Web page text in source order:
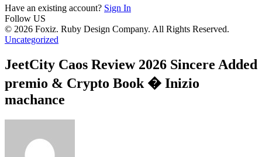
Have an existing account? Sign In
Follow US
© 2026 Foxiz. Ruby Design Company. All Rights Reserved.
Uncategorized
JeetCity Caos Review 2026 Sincere Added
premio & Crypto Book � Inizio
machance